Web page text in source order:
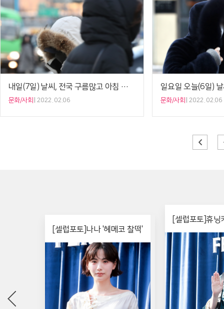
내일(7일) 날씨, 전국 구름많고 아침 최저 기온 -14도…추위 계속
문화/사회 2022. 02.06 문화/사회 2022. 02.06
[셀럽포토]나나 '헤메코 찰떡'
[셀럽포토]휴닝